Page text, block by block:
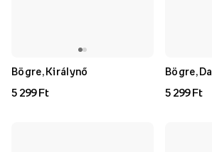
Bögre, Királynő
5 299 Ft
Bögre, Dal
5 299 Ft